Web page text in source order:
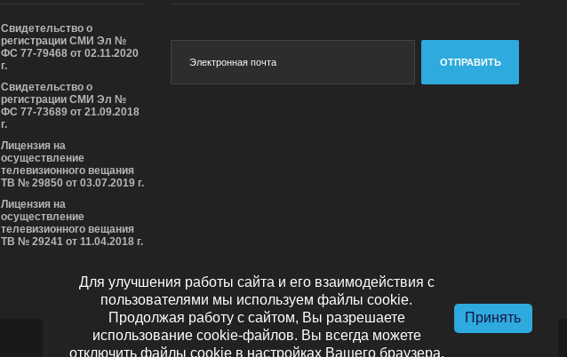
Свидетельство о
регистрации СМИ Эл №
ФС 77-79468 от 02.11.2020
г.
Свидетельство о
регистрации СМИ Эл №
ФС 77-73689 от 21.09.2018
г.
Лицензия на
осуществление
телевизионного вещания
ТВ № 29850 от 03.07.2019 г.
Лицензия на
осуществление
телевизионного вещания
ТВ № 29241 от 11.04.2018 г.
ОТПРАВИТЬ
Для улучшения работы сайта и его взаимодействия с
пользователями мы используем файлы cookie.
Продолжая работу с сайтом, Вы разрешаете
использование cookie-файлов. Вы всегда можете
отключить файлы cookie в настройках Вашего браузера.
Принять